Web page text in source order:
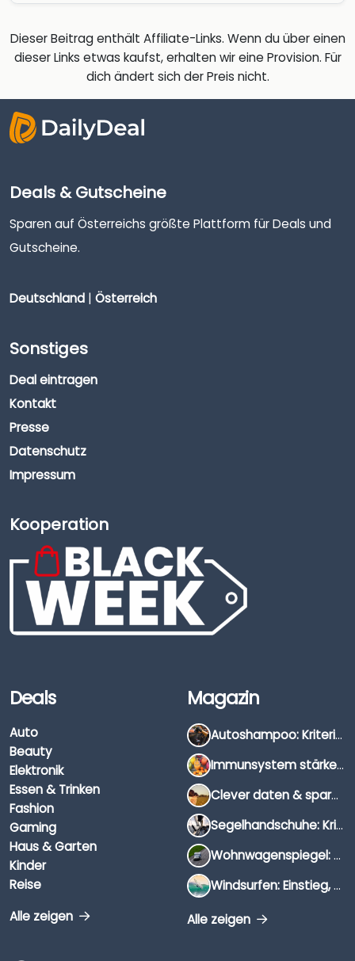
Dieser Beitrag enthält Affiliate-Links. Wenn du über einen
dieser Links etwas kaufst, erhalten wir eine Provision. Für
dich ändert sich der Preis nicht.
Deals & Gutscheine
Sparen auf Österreichs größte Plattform für Deals und
Gutscheine.
Deutschland | Österreich
Sonstiges
Deal eintragen
Kontakt
Presse
Datenschutz
Impressum
Kooperation
Deals
Auto
Beauty
Elektronik
Essen & Trinken
Fashion
Gaming
Haus & Garten
Kinder
Reise
Alle zeigen
Magazin
Autoshampoo: Kriterien, Unterschiede & Anwendung
Immunsystem stärken: Hausmittel, Vitamine & Wissenswertes
Clever daten & sparen: So findest du die besten Deals für Dates und Unternehmungen
Segelhandschuhe: Kriterien, Materialien & Tipps
Wohnwagenspiegel: Auswahl, Preise & Montage
Windsurfen: Einstieg, Ausrüstung & Tipps
Alle zeigen